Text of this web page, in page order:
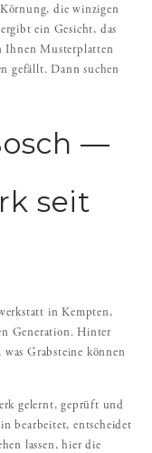
die winzigen
ein Gesicht, das
Ihnen Musterplatten
gefällt. Dann suchen
—
seit
in Kempten,
Generation. Hinter
Grabsteine können
gelernt, geprüft und
bearbeitet, entscheidet
lassen, hier die